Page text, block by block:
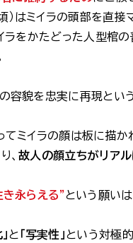
はミイラの頭部を直接
をかたどった人型棺
容貌を忠実に再現という
ミイラの顔は板に描
、故人の顔立ちがリア
き永らえる”という願いは
と 「写実性」という対極